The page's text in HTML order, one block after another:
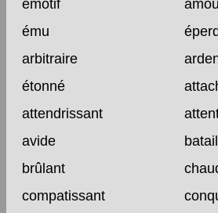
émotif
ému
arbitraire
étonné
attendrissant
avide
brûlant
compatissant